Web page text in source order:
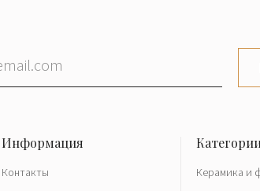
Контакты
Керамика и